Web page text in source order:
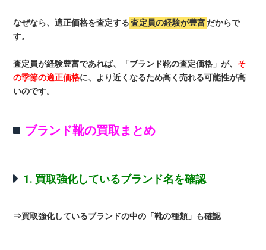
なぜなら、適正価格を査定する 査定員の経験が豊富 だからで
す。
査定員が経験豊富であれば、「ブランド靴の査定価格」が、 そ
の季節の適正価格に、より近くなるため高く売れる可能性が高
いのです。
ブランド靴の買取まとめ
1. 買取強化しているブランド名を確認
⇒買取強化しているブランドの中の「靴の種類」も確認